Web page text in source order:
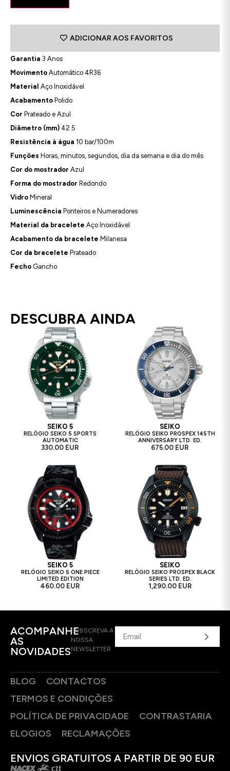
ADICIONAR AOS FAVORITOS
Garantia 3 Anos
Movimento Automático 4R36
Material Aço Inoxidável
Acabamento Polido
Cor Prateado e Azul
Diâmetro (mm) 42.5
Resistência à água 10 bar/100m
Funções Horas, minutos, segundos, dia da semana e dia do mês
Cor do mostrador Azul
Forma do mostrador Redondo
Vidro Mineral
Luminescência Ponteiros e Numeradores
Material da bracelete Aço Inoxidável
Acabamento da bracelete Milanesa
Cor da bracelete Prateado
Fecho Gancho
DESCUBRA AINDA
SEIKO 5
RELÓGIO SEIKO 5 SPORTS
AUTOMATIC
330.00 EUR
SEIKO
RELÓGIO SEIKO PROSPEX 145TH
ANNIVERSARY LTD. ED.
675.00 EUR
SEIKO 5
RELÓGIO SEIKO 5 ONE PIECE
LIMITED EDITION
460.00 EUR
SEIKO
RELÓGIO SEIKO PROSPEX BLACK
SERIES LTD. ED.
1,290.00 EUR
ACOMPANHE
AS
NOVIDADES
SUBSCREVA A
NOSSA
NEWSLETTER
BLOG
CONTACTOS
TERMOS E CONDIÇÕES
POLÍTICA DE PRIVACIDADE
CONTRASTARIA
ELOGIOS
RECLAMAÇÕES
ENVIOS GRATUITOS A PARTIR DE 90 EUR